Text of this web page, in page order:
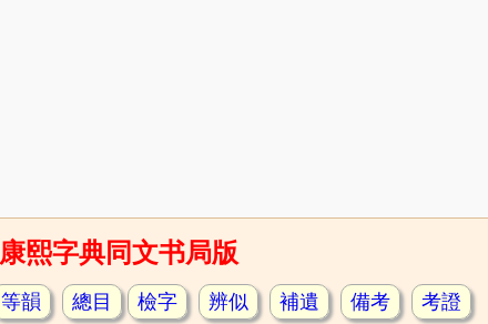
康熙字典同文书局版
等韻 總目 檢字 辨似 補遺 備考 考證